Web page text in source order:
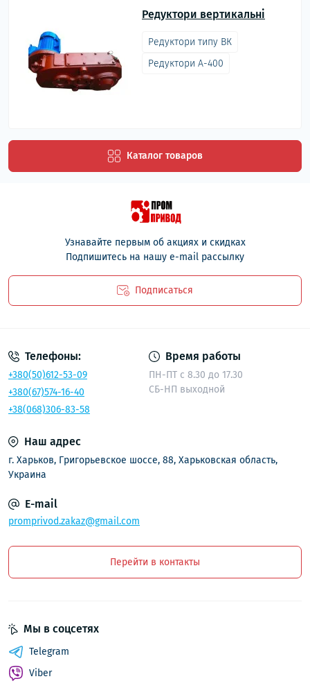
Редуктори вертикальні
Редуктори типу ВК
Редуктори А-400
Каталог товаров
Узнавайте первым об акциях и скидках
Подпишитесь на нашу e-mail рассылку
Подписаться
Телефоны:
+380(50)612-53-09
+380(67)574-16-40
+38(068)306-83-58
Время работы
ПН-ПТ с 8.30 до 17.30
СБ-НП выходной
Наш адрес
г. Харьков, Григорьевское шоссе, 88, Харьковская область,
Украина
E-mail
promprivod.zakaz@gmail.com
Перейти в контакты
Мы в соцсетях
Telegram
Viber